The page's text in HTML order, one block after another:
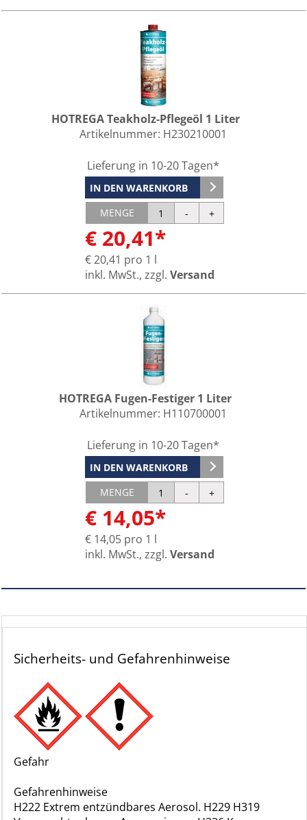
HOTREGA Teakholz-Pflegeöl 1 Liter
Artikelnummer: H230210001
Lieferung in 10-20 Tagen*
IN DEN WARENKORB
MENGE
€ 20,41*
€ 20,41 pro 1 l
inkl. MwSt., zzgl. Versand
HOTREGA Fugen-Festiger 1 Liter
Artikelnummer: H110700001
Lieferung in 10-20 Tagen*
IN DEN WARENKORB
MENGE
€ 14,05*
€ 14,05 pro 1 l
inkl. MwSt., zzgl. Versand
Sicherheits- und Gefahrenhinweise
Gefahr
Gefahrenhinweise
H222 Extrem entzündbares Aerosol. H229 H319